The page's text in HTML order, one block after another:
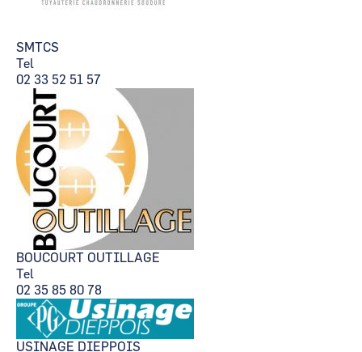
SMTCS
Tel
02 33 52 51 57
BOUCOURT OUTILLAGE
Tel
02 35 85 80 78
USINAGE DIEPPOIS